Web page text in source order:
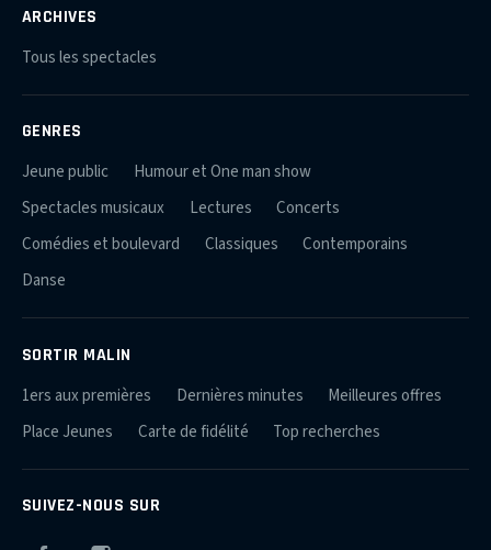
ARCHIVES
Tous les spectacles
GENRES
Jeune public
Humour et One man show
Spectacles musicaux
Lectures
Concerts
Comédies et boulevard
Classiques
Contemporains
Danse
SORTIR MALIN
1ers aux premières Dernières minutes
Meilleures offres
Place Jeunes
Carte de fidélité Top recherches
SUIVEZ-NOUS SUR